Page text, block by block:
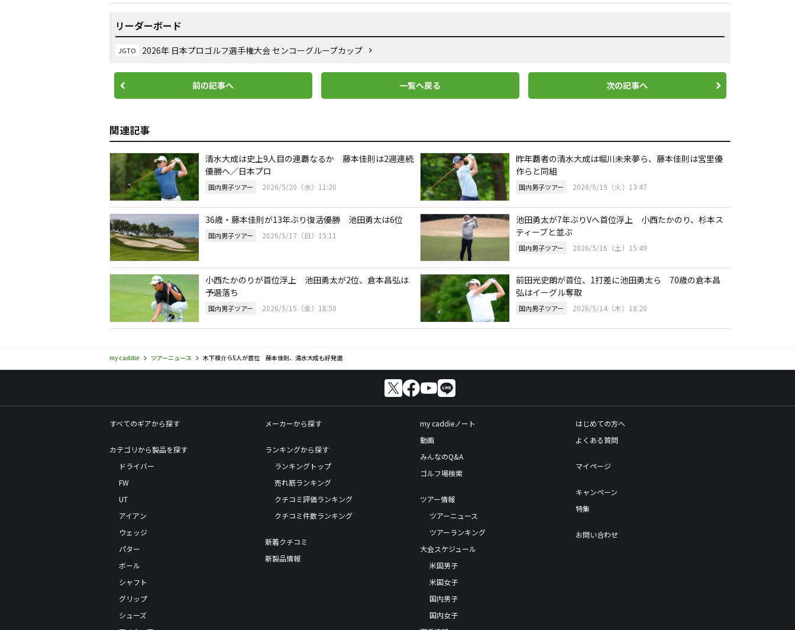
リーダーボード
JGTO 2026年 日本プロゴルフ選手権大会 センコーグループカップ
前の記事へ 一覧へ戻る 次の記事へ
関連記事
清水大成は史上9人目の連覇なるか 藤本佳則は2週連続
優勝へ／日本プロ
国内男子ツアー 2026/5/20（水）11:20
昨年覇者の清水大成は堀川未来夢ら、藤本佳則は宮里優
作らと同組
国内男子ツアー 2026/5/19（火）13:47
36歳・藤本佳則が13年ぶり復活優勝 池田勇太は6位
国内男子ツアー 2026/5/17（日）15:11
池田勇太が7年ぶりVへ首位浮上 小西たかのり、杉本ス
ティーブと並ぶ
国内男子ツアー 2026/5/16（土）15:49
小西たかのりが首位浮上 池田勇太が2位、倉本昌弘は
予選落ち
国内男子ツアー 2026/5/15（金）18:50
前田光史朗が首位、1打差に池田勇太ら 70歳の倉本昌
弘はイーグル奪取
国内男子ツアー 2026/5/14（木）18:20
my caddie ツアーニュース 木下稜介ら5人が首位 藤本佳則、清水大成も好発進
すべてのギアから探す
カテゴリから製品を探す
ドライバー
FW
UT
アイアン
ウェッジ
パター
ボール
シャフト
グリップ
シューズ
メーカーから探す
ランキングから探す
ランキングトップ
売れ筋ランキング
クチコミ評価ランキング
クチコミ件数ランキング
新着クチコミ
新製品情報
my caddieノート
動画
みんなのQ&A
ゴルフ場検索
ツアー情報
ツアーニュース
ツアーランキング
大会スケジュール
米国男子
米国女子
国内男子
国内女子
はじめての方へ
よくある質問
マイページ
キャンペーン
特集
お問い合わせ